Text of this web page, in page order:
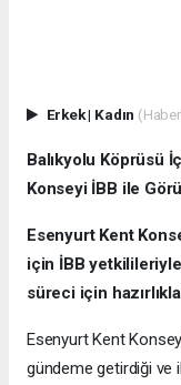
Erkek| Kadın
Balıkyolu Köprüsü
Konseyi İBB ile
Esenyurt Kent
için İBB
süreci için
Esenyurt Kent
gündeme getirdiği ve